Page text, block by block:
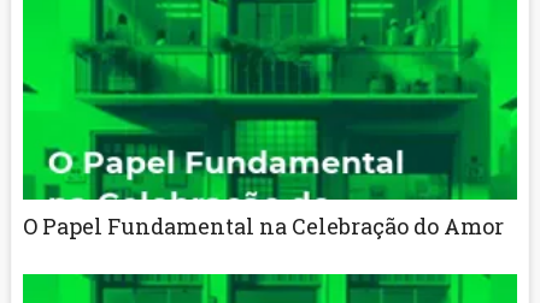
O Papel Fundamental na Celebração do Amor